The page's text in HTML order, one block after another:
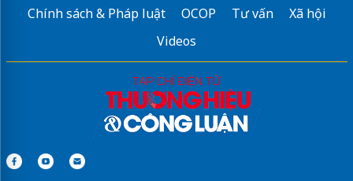
Chính sách & Pháp luật
OCOP Tư vấn
Xã hội
Videos